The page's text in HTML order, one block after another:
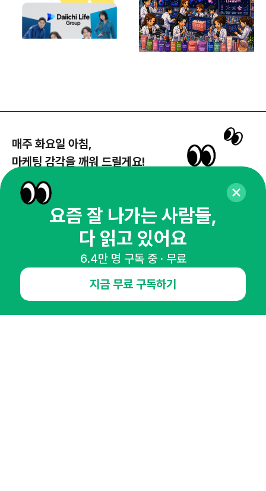
매주 화요일 아침,
마케팅 감각을 깨워 드릴게요!
뉴스레터 구독하기
오픈애즈란
요즘 잘 나가는 사람들,
다 읽고 있어요
6.4만 명 구독 중 · 무료
지금 무료 구독하기